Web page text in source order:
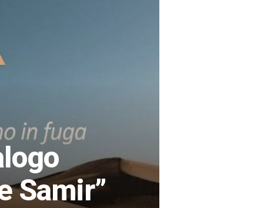
Samir”